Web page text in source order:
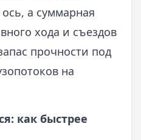
ось, а суммарная
хода и съездов
прочности под
на
как быстрее